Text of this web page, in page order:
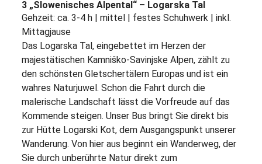
3 „Slowenisches Alpental“ – Logarska Tal
Gehzeit: ca. 3-4 h | mittel | festes Schuhwerk | inkl.
Mittagjause
Das Logarska Tal, eingebettet im Herzen der
majestätischen Kamniško-Savinjske Alpen, zählt zu
den schönsten Gletschertälern Europas und ist ein
wahres Naturjuwel. Schon die Fahrt durch die
malerische Landschaft lässt die Vorfreude auf das
Kommende steigen. Unser Bus bringt Sie direkt bis
zur Hütte Logarski Kot, dem Ausgangspunkt unserer
Wanderung. Von hier aus beginnt ein Wanderweg, der
Sie durch unberührte Natur direkt zum